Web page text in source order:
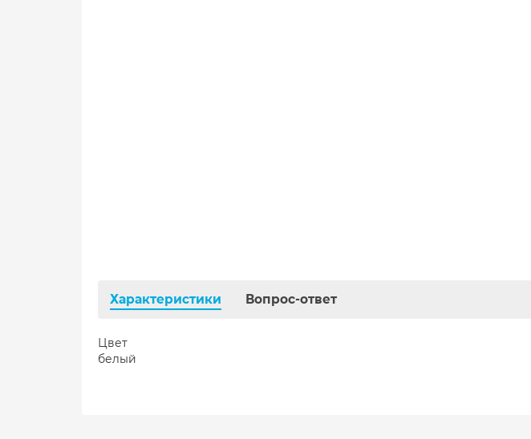
Характеристики Вопрос-ответ
Цвет
белый